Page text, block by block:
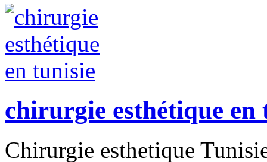
chirurgie esthétique en
Chirurgie esthetique